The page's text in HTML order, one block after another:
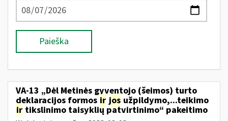
Paieška
VA-13 „Dėl Metinės gyventojo (šeimos) turto
deklaracijos formos ir jos užpildymo,...teikimo
ir tikslinimo taisyklių patvirtinimo“ pakeitimo